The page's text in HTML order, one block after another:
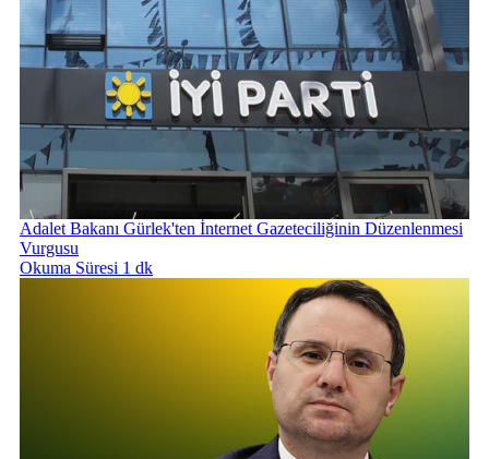
Adalet Bakanı Gürlek'ten İnternet Gazeteciliğinin Düzenlenmesi
Vurgusu
Okuma Süresi 1 dk